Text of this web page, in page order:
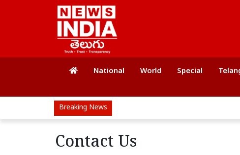
National World Special
Breaking News
Contact Us